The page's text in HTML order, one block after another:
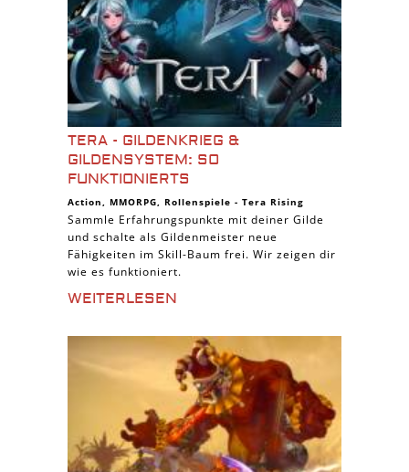
TERA - GILDENKRIEG &
GILDENSYSTEM: SO
FUNKTIONIERTS
Action, MMORPG, Rollenspiele - Tera Rising
Sammle Erfahrungspunkte mit deiner Gilde
und schalte als Gildenmeister neue
Fähigkeiten im Skill-Baum frei. Wir zeigen dir
wie es funktioniert.
WEITERLESEN